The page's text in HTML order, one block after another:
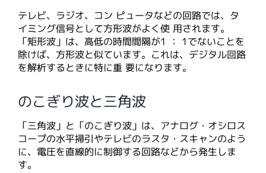
テレビ、ラジオ、コン ピュータなどの回路では、タ
イミング信号として方形波がよく使 用されます。
「矩形波」は、高低の時間間隔が1 ： 1でないことを
除けば、方形波と似ています。これは、デジタル回路
を解析するときに特に重 要になります。
のこぎり波と三角波
「三角波」と「のこぎり波」は、アナログ・オシロス
コープの水平掃引やテレビのラスタ・スキャンのよう
に、電圧を直線的に制御する回路などから発生しま
す。